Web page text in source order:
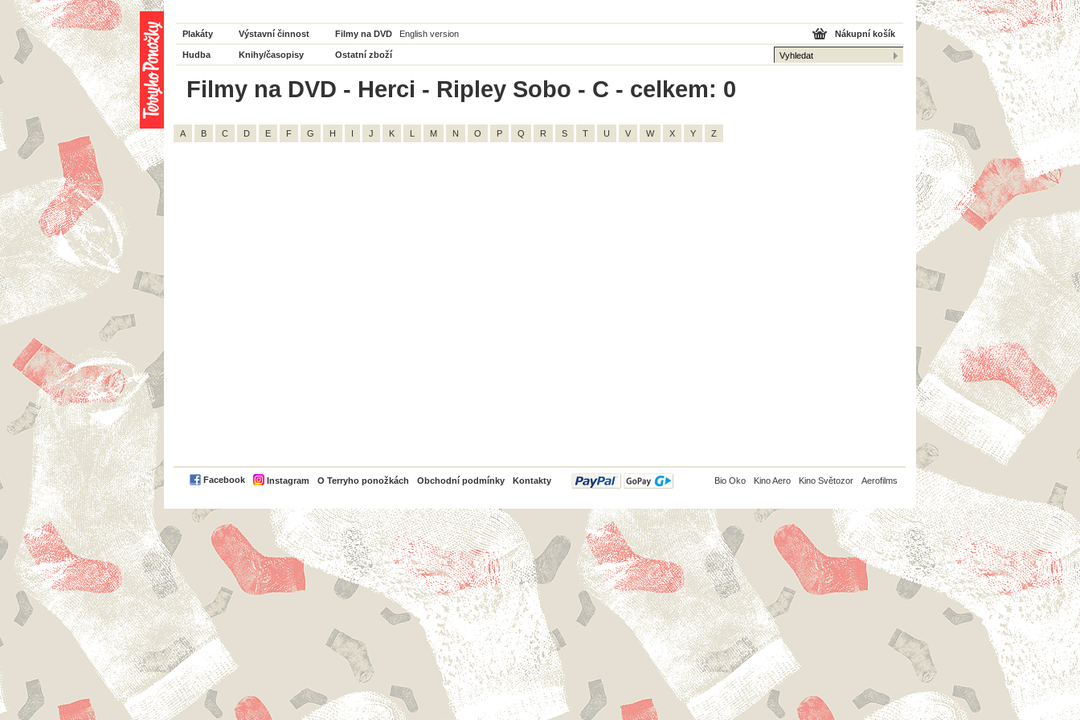
Plakáty Výstavní činnost Filmy na DVD English version
Hudba Knihy/časopisy Ostatní zboží
Nákupní košík
Filmy na DVD - Herci - Ripley Sobo - C - celkem: 0
A B C D E F G H I J K L M N O P Q R S T U V W X Y Z
Facebook Instagram O Terryho ponožkách Obchodní podmínky Kontakty
PayPal Bio Oko Kino Aero Kino Světozor Aerofilms